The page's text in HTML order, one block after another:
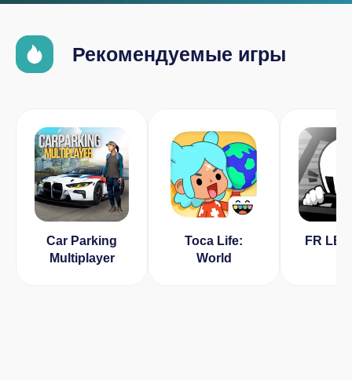
Рекомендуемые игры
Car Parking
Multiplayer
Toca Life:
World
FR